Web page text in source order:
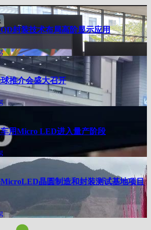
封装技术布局高阶显示应用
推介会盛大召开
用Micro LED进入量产阶段
晶圆制造和封装测试基地项目